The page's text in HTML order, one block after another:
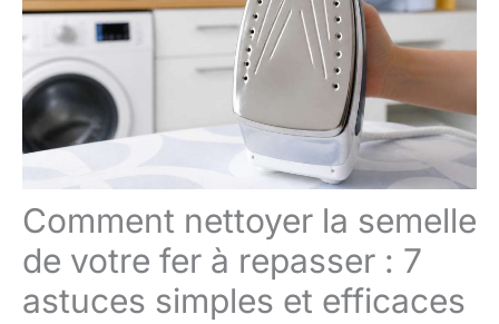
Comment nettoyer la semelle
de votre fer à repasser : 7
astuces simples et efficaces